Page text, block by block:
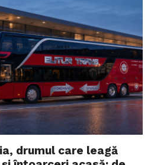
drumul care leagă